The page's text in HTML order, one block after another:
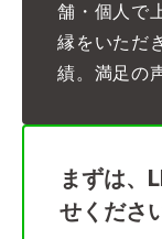
舗・個人で
縁をいただ
績。満足の
まずは、
せくださ